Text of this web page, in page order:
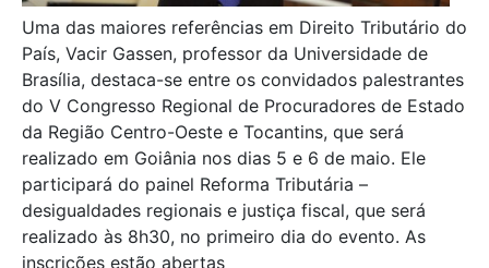
Uma das maiores referências em Direito Tributário do
País, Vacir Gassen, professor da Universidade de
Brasília, destaca-se entre os convidados palestrantes
do V Congresso Regional de Procuradores de Estado
da Região Centro-Oeste e Tocantins, que será
realizado em Goiânia nos dias 5 e 6 de maio. Ele
participará do painel Reforma Tributária –
desigualdades regionais e justiça fiscal, que será
realizado às 8h30, no primeiro dia do evento. As
inscrições estão abertas